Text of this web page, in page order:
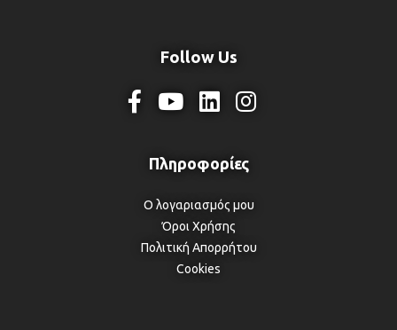
Follow Us
Ο λογαριασμός μου
Όροι Χρήσης
Πολιτική Απορρήτου
Cookies